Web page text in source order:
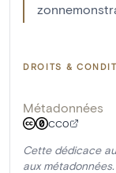
DROITS &
Métadonnées
CC0
Cette dédicace
aux